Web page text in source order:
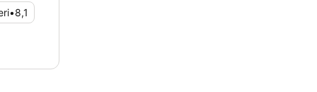
•8,1